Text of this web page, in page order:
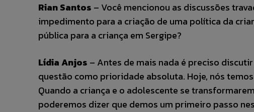
Rian Santos – Você mencionou as discussões
impedimento para a criação de uma política da
pública para a criança em Sergipe?
Lídia Anjos – Antes de mais nada é preciso
questão como prioridade absoluta. Hoje, nós
Quando a criança e o adolescente se
poderemos dizer que demos um primeiro passo